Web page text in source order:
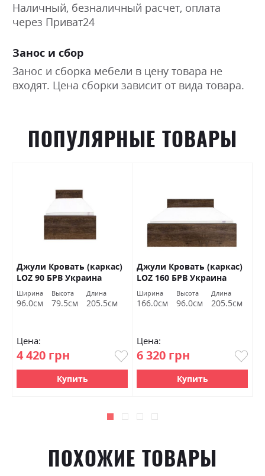
Наличный, безналичный расчет, оплата
через Приват24
Занос и сбор
Занос и сборка мебели в цену товара не
входят. Цена сборки зависит от вида товара.
ПОПУЛЯРНЫЕ ТОВАРЫ
Джули Кровать (каркас)
LOZ 90 БРВ Украина
Ширина
96.0см
Высота
79.5см
Длина
205.5см
Цена:
4 420 грн
Купить
Джули Кровать (каркас)
LOZ 160 БРВ Украина
Ширина
166.0см
Высота
96.0см
Длина
205.5см
Цена:
6 320 грн
Купить
ПОХОЖИЕ ТОВАРЫ